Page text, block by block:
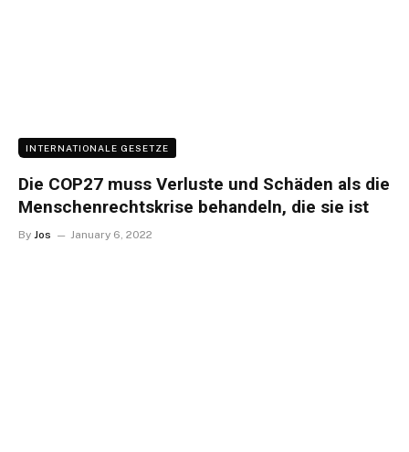
INTERNATIONALE GESETZE
Die COP27 muss Verluste und Schäden als die
Menschenrechtskrise behandeln, die sie ist
By Jos January 6, 2022